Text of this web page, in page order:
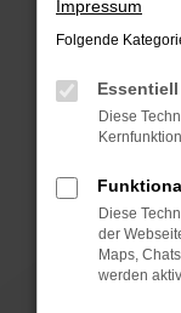
Prüfe
können
anderen
Fenster?
Starte
Das kann
Probleme
Impressum
Folgende
Essentiell
Diese
Diese
der
Maps,
werden